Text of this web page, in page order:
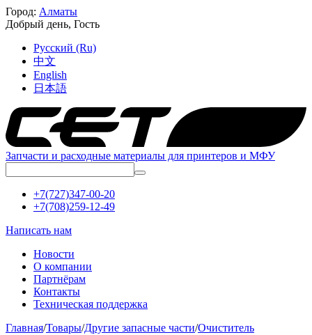
Город: Алматы
Добрый день, Гость
Русский (Ru)
中文
English
日本語
Запчасти и расходные материалы для принтеров и МФУ
+7(727)347-00-20
+7(708)259-12-49
Написать нам
Новости
О компании
Партнёрам
Контакты
Техническая поддержка
Главная/Товары/Другие запасные части/Очиститель